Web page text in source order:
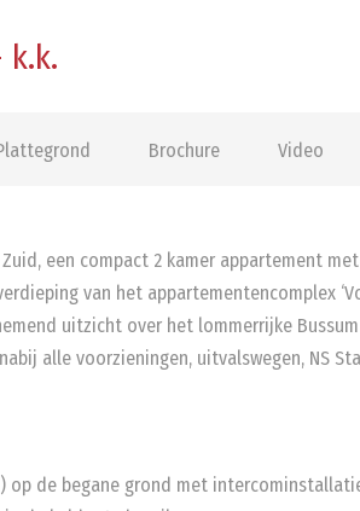
k.k.
Brochure Video
een compact 2 kamer appartement
van het appartementencomplex
uitzicht over het lommerrijke
alle voorzieningen, uitvalswegen, NS
op de begane grond met